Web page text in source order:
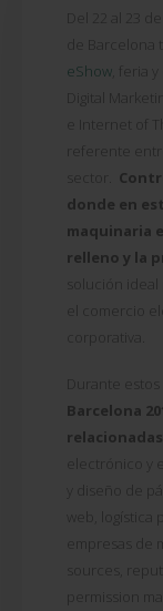
Del 22 al 23
de
eShow , feria
Digital
e Internet of
referente
sector.
donde en
maquinaria
relleno y la
solución
el comercio
corporativa.
Durante estos
Barcelona
electrónico y
y diseño de
web, logística
empresas de
sources,
permission